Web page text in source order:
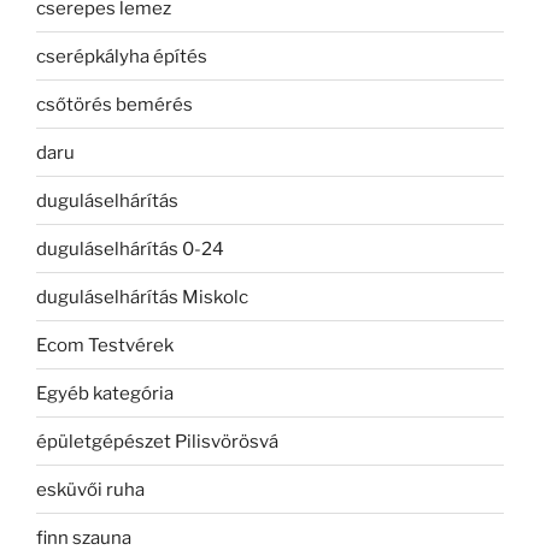
cserepes lemez
cserépkályha építés
csőtörés bemérés
daru
duguláselhárítás
duguláselhárítás 0-24
duguláselhárítás Miskolc
Ecom Testvérek
Egyéb kategória
épületgépészet Pilisvörösvá
esküvői ruha
finn szauna